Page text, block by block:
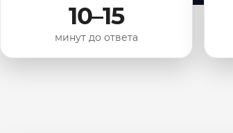
10–15
минут до ответа